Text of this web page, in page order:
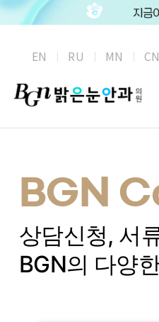
EN RU MN CN
BGN
상담신청, 서
BGN의 다양